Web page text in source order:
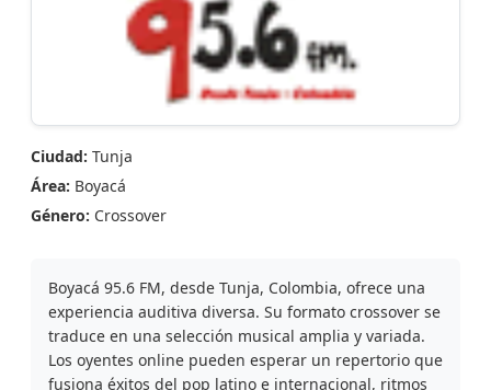
Ciudad: Tunja
Área: Boyacá
Género: Crossover
Boyacá 95.6 FM, desde Tunja, Colombia, ofrece una
experiencia auditiva diversa. Su formato crossover se
traduce en una selección musical amplia y variada.
Los oyentes online pueden esperar un repertorio que
fusiona éxitos del pop latino e internacional, ritmos